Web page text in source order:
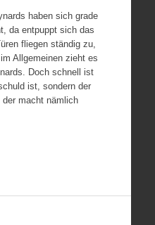
haben sich grade
da entpuppt sich das
fliegen ständig zu,
Allgemeinen zieht es
Doch schnell ist
ist, sondern der
macht nämlich